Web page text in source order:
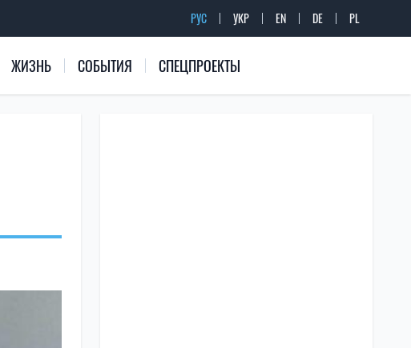
РУС УКР EN DE PL
ЖИЗНЬ СОБЫТИЯ СПЕЦПРОЕКТЫ